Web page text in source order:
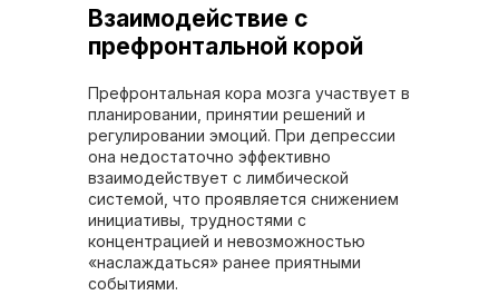
Взаимодействие с
префронтальной корой
Префронтальная кора мозга участвует в
планировании, принятии решений и
регулировании эмоций. При депрессии
она недостаточно эффективно
взаимодействует с лимбической
системой, что проявляется снижением
инициативы, трудностями с
концентрацией и невозможностью
«наслаждаться» ранее приятными
событиями.